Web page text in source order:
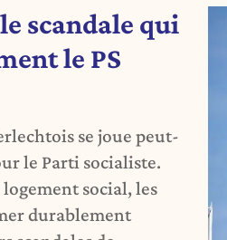
scandale qui
le PS
se joue peut-
le Parti socialiste.
social, les
durablement